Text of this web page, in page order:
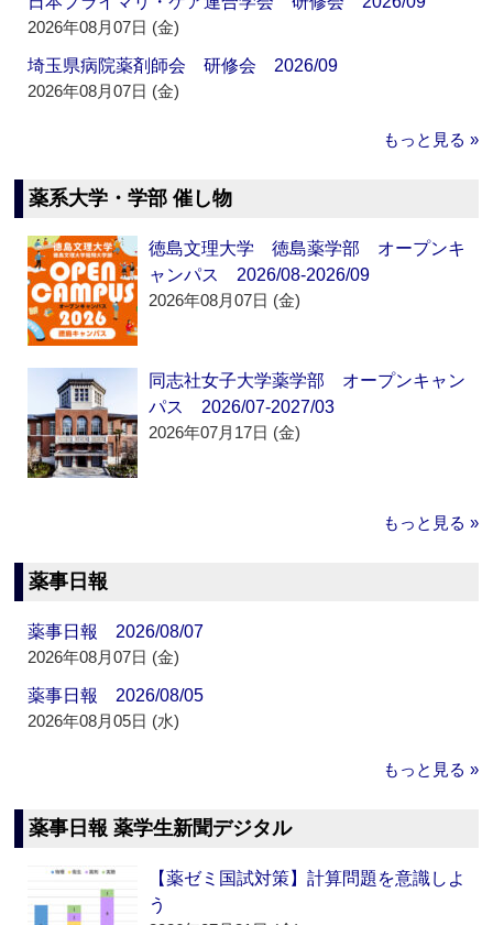
2026年08月07日 (金)
埼玉県病院薬剤師会 研修会 2026/09
2026年08月07日 (金)
もっと見る »
薬系大学・学部 催し物
徳島文理大学 徳島薬学部 オープンキ
ャンパス 2026/08-2026/09
2026年08月07日 (金)
同志社女子大学薬学部 オープンキャン
パス 2026/07-2027/03
2026年07月17日 (金)
もっと見る »
薬事日報
薬事日報 2026/08/07
2026年08月07日 (金)
薬事日報 2026/08/05
2026年08月05日 (水)
もっと見る »
薬事日報 薬学生新聞デジタル
【薬ゼミ国試対策】計算問題を意識しよ
う